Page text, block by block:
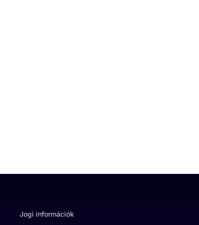
Jogi információk